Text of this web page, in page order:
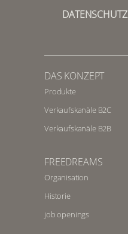
DATENSCHUTZ
DAS KONZEPT
Produkte
Verkaufskanäle B2C
Verkaufskanäle B2B
FREEDREAMS
Organisation
Historie
job openings